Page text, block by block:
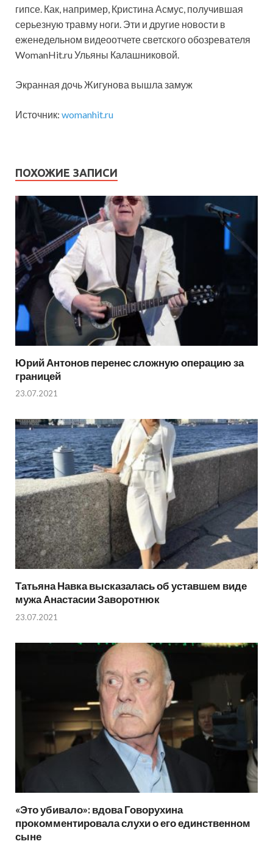
гипсе. Как, например, Кристина Асмус, получившая
серьезную травму ноги. Эти и другие новости в
еженедельном видеоотчете светского обозревателя
WomanHit.ru Ульяны Калашниковой.
Экранная дочь Жигунова вышла замуж
Источник: womanhit.ru
ПОХОЖИЕ ЗАПИСИ
Юрий Антонов перенес сложную операцию за
границей
23.07.2021
Татьяна Навка высказалась об уставшем виде
мужа Анастасии Заворотнюк
23.07.2021
«Это убивало»: вдова Говорухина
прокомментировала слухи о его единственном
сыне